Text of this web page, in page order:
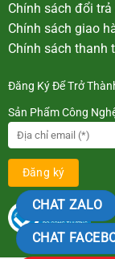
Chính sách đổi trả
Chính sách giao
Chính sách thanh
Đăng Ký Để Trở
Sản Phẩm Công
CHAT ZALO
CHAT